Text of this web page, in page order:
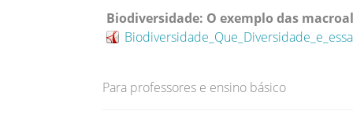
Biodiversidade: O exemplo das
Para professores e ensino básico